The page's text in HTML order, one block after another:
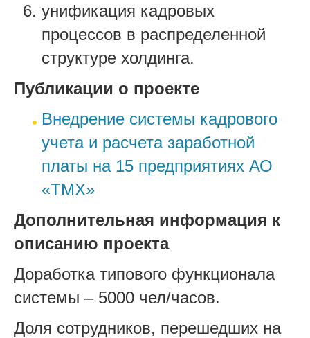
унификация кадровых
процессов в распределенной
структуре холдинга.
Публикации о проекте
Внедрение системы кадрового
учета и расчета заработной
платы на 15 предприятиях АО
«ТМХ»
Дополнительная информация к
описанию проекта
Доработка типового функционала
системы – 5000 чел/часов.
Доля сотрудников, перешедших на